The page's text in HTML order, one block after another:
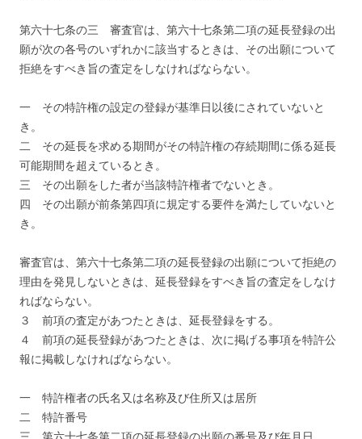
第六十七条の三 審査官は、第六十七条第二項の延長登録の出
願が次の各号のいずれかに該当するときは、その出願について
拒絶をすべき旨の査定をしなければならない。
一 その特許権の設定の登録が基準日以後にされていないと
き。
二 その延長を求める期間がその特許権の存続期間に係る延長
可能期間を超えているとき。
三 その出願をした者が当該特許権者でないとき。
四 その出願が前条第四項に規定する要件を満たしていないと
き。
審査官は、第六十七条第二項の延長登録の出願について拒絶の
理由を発見しないときは、延長登録をすべき旨の査定をしなけ
ればならない。
３ 前項の査定があつたときは、延長登録をする。
４ 前項の延長登録があつたときは、次に掲げる事項を特許公
報に掲載しなければならない。
一 特許権者の氏名又は名称及び住所又は居所
二 特許番号